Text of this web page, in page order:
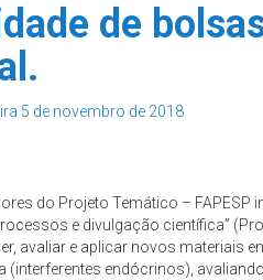
de
5 de novembro de 2018
do Projeto Temático –
e divulgação científica”
avaliar e aplicar novos
(interferentes endócrinos),